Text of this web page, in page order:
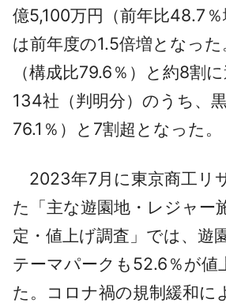
億5,100万円（前年比48.7
は前年度の1.5倍増となっ
（構成比79.6％）と約8割
134社（判明分）のうち、
76.1％）と7割超となった。
2023年7月に東京商工リ
た「主な遊園地・レジャー
定・値上げ調査」では、遊
テーマパークも52.6％が値
た。コロナ禍の規制緩和に